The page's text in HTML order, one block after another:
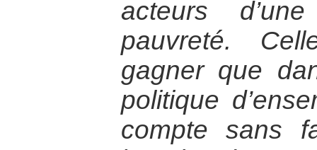
acteurs
pauvreté.
gagner que
politique
compte sans